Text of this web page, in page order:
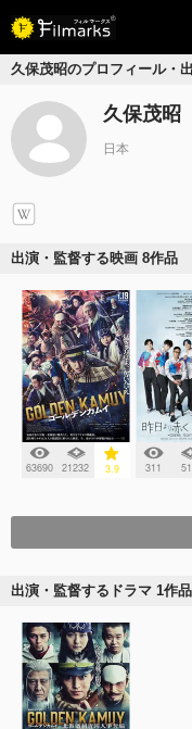
久保茂昭のプロフィール・
久保茂昭
日本
出演・監督する映画 8作品
63690 21232 3.9 311
出演・監督するドラマ 1作品